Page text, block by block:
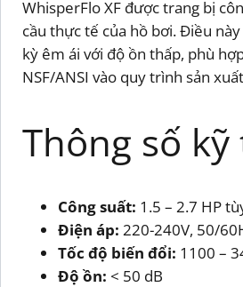
WhisperFlo XF được trang bị
cầu thực tế của hồ bơi. Điều
kỳ êm ái với độ ồn thấp, phù
NSF/ANSI vào quy trình sản
Thông số
Công suất: 1.5 – 2.7 HP
Điện áp: 220-240V, 50/
Tốc độ biến đổi: 1100 –
Độ ồn: < 50 dB